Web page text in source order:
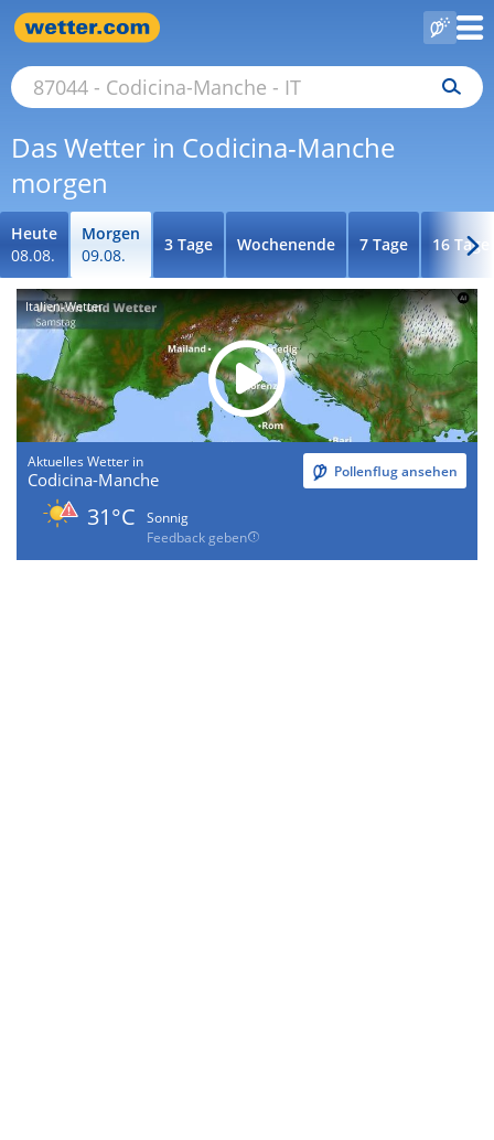
Das Wetter in Codicina-Manche
morgen
Heute
08.08.
Morgen
09.08.
3 Tage Wochenende 7 Tage 16 Tage
Italien-Wetter
Aktuelles Wetter in
Codicina-Manche Pollenflug ansehen
31°C
Sonnig
Feedback geben